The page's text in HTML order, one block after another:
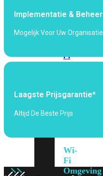
Fi
Fi
Fi
6E
Fi
Wi-
Fi
Omgeving
Implementatie & Beheer
Mogelijk Voor Uw Organisatie
Laagste Prijsgarantie*
Altijd De Beste Prijs